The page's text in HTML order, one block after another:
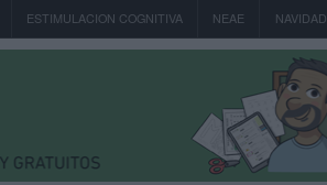
ESTIMULACION COGNITIVA NEAE NAVIDAD